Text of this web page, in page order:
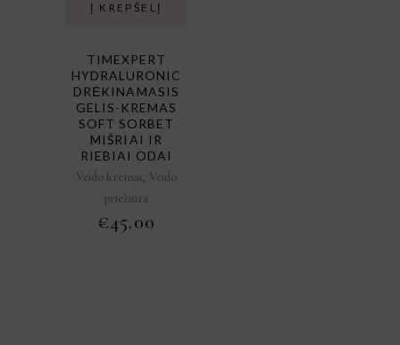
Į KREPŠELĮ
TIMEXPERT
HYDRALURONIC
DRĖKINAMASIS
GELIS-KREMAS
SOFT SORBET
MIŠRIAI IR
RIEBIAI ODAI
Veido kremai, Veido
priežiūra
€45.00